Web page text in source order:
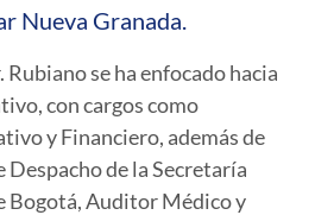
Nueva Granada.
se ha enfocado hacia
con cargos como
y Financiero, además de
Despacho de la Secretaría
Bogotá, Auditor Médico y